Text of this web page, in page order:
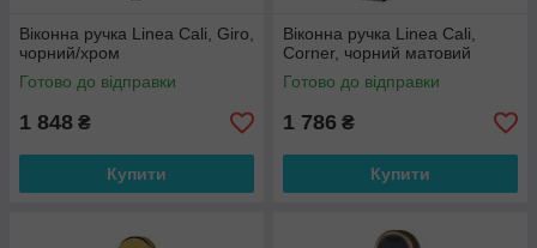
Віконна ручка Linea Cali, Giro,
чорний/хром
Готово до відправки
1 848 ₴
Купити
Віконна ручка Linea Cali,
Corner, чорний матовий
Готово до відправки
1 786 ₴
Купити